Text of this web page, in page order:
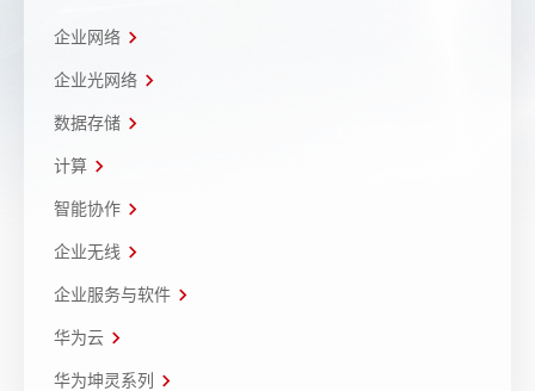
企业网络
企业光网络
数据存储
计算
智能协作
企业无线
企业服务与软件
华为云
华为坤灵系列